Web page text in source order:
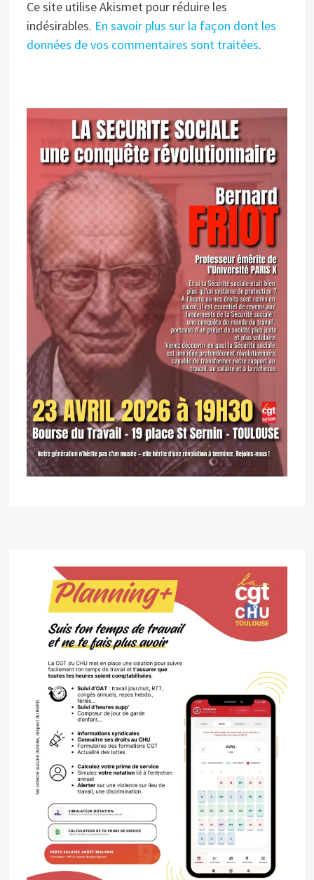
Ce site utilise Akismet pour réduire les
indésirables. En savoir plus sur la façon dont les
données de vos commentaires sont traitées.